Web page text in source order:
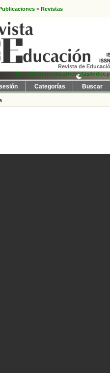
> Revistas
Revista de
http://fh.mdp.edu.ar/revistas/
Categorías Buscar